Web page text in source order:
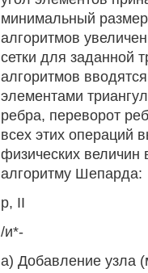
минимальный
алгоритмов
сетки для заданной
алгоритмов
элементами
ребра, переворот
всех этих операций
физических
алгоритму Шепарда:
р, II
/и*-
а) Добавление узла